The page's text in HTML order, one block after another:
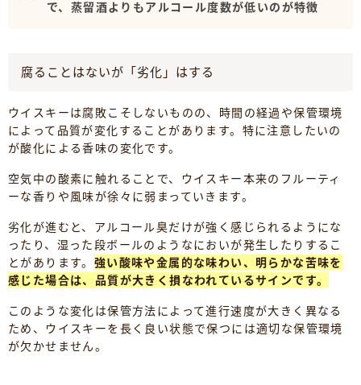
で、蒸留酒よりもアルコール度数が低いのが特徴
腐ることはないが「劣化」はする
ウイスキーは腐敗こそしないものの、時間の経過や保管環境
によって品質が変化することがあります。特に注意したいの
が酸化による香味の変化です。
空気中の酸素に触れることで、ウイスキー本来のフルーティ
ーな香りや風味が徐々に弱まっていきます。
劣化が進むと、アルコール臭だけが強く感じられるようにな
ったり、湿った段ボールのようなにおいが発生したりするこ
とがあります。 強い酸味や金属的な味わい、明らかな苦味を
感じた場合は、品質が大きく損なわれているサインです。
このような変化は保管方法によって進行速度が大きく異なる
ため、ウイスキーを長く良い状態で保つには適切な保管環境
が欠かせません。